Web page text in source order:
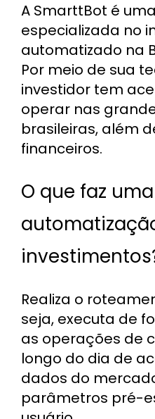
A SmarttBot é
especializada no
automatizado na
Por meio de sua
investidor tem
operar nas
brasileiras, além
financeiros.
O que faz
Realiza o
seja, executa de
as operações de
longo do dia de
dados do
parâmetros pré-